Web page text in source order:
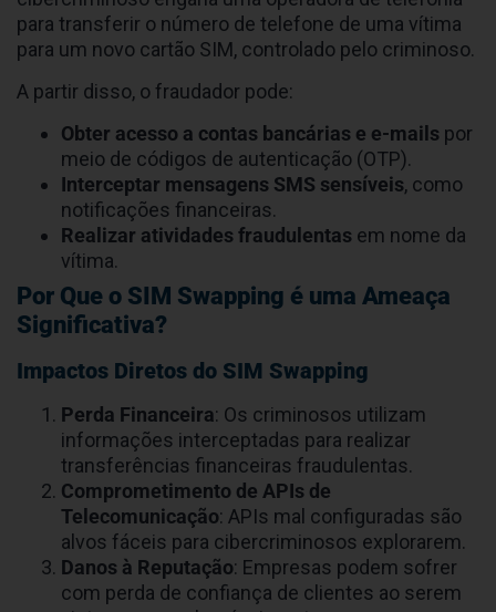
Com aCequence Security, distribuída pelaNova8no
Brasil, as empresas podem proteger suas APIs e
operações críticas contra ataques de SIM swapping,
fortalecendo a segurança digital e a confiança de
O Que é SIM Swapping?
O ataque deSIM swapping, também conhecido
como troca de SIM, ocorre quando um
cibercriminoso engana uma operadora de telefonia
para transferir o número de telefone de uma vítima
para um novo cartão SIM, controlado pelo criminoso.
Obter acesso a contas bancárias e e-mails
meio de códigos de autenticação (OTP).
Interceptar mensagens SMS sensíveis, como
notificações financeiras.
Realizar atividades fraudulentas
vítima.
Por Que o SIM Swapping é uma Ameaça
Significativa?